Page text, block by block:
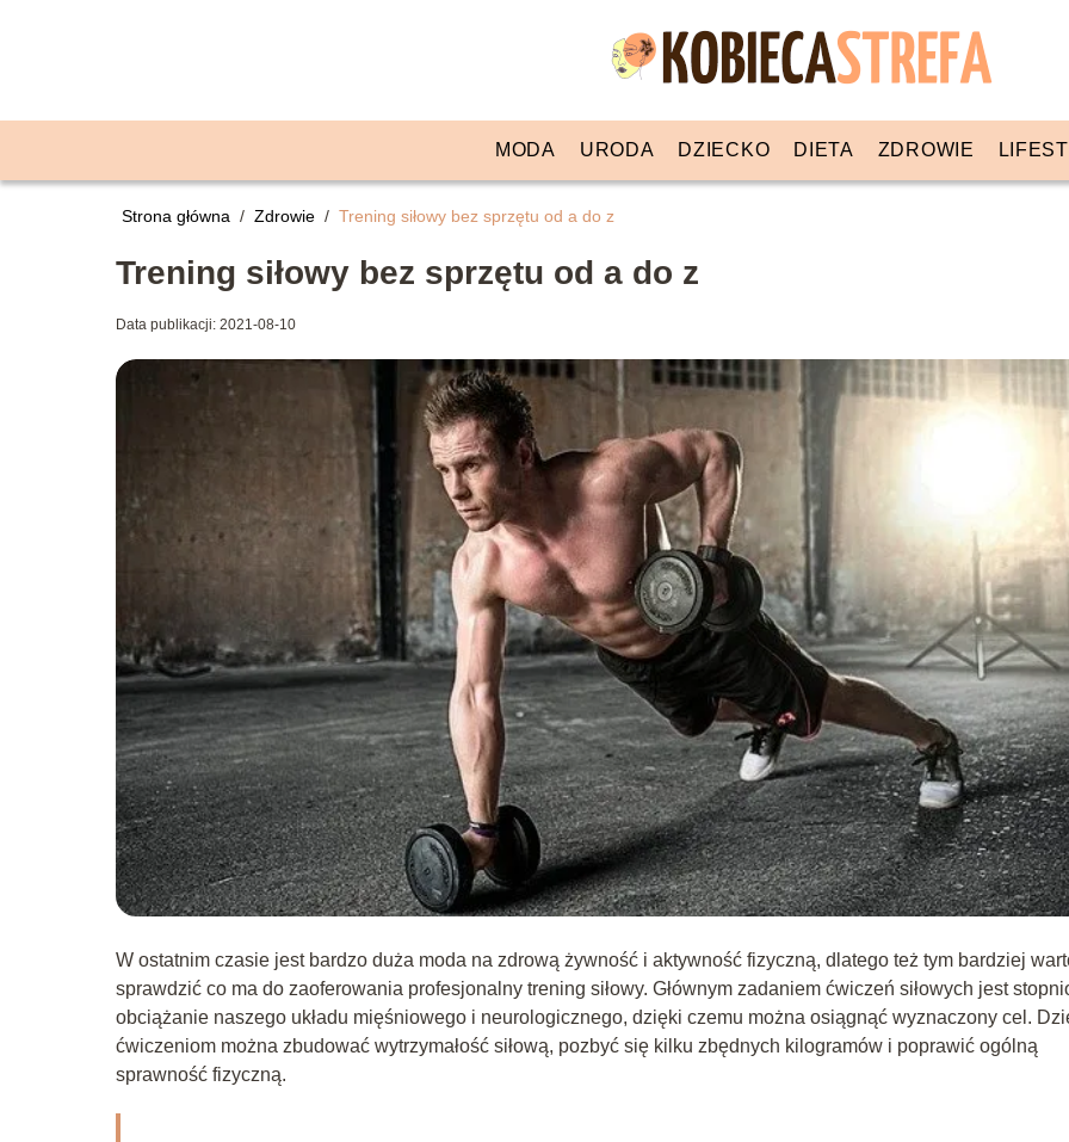
MODA URODA DZIECKO DIETA ZDROWIE
Strona główna / Zdrowie / Trening siłowy bez sprzętu od a do z
Trening siłowy bez sprzętu od a do z
Data publikacji: 2021-08-10
W ostatnim czasie jest bardzo duża moda na zdrową żywność i aktywność fizyczną, dlatego też tym bardziej
sprawdzić co ma do zaoferowania profesjonalny trening siłowy. Głównym zadaniem ćwiczeń siłowych jest
obciążanie naszego układu mięśniowego i neurologicznego, dzięki czemu można osiągnąć wyznaczony cel.
ćwiczeniom można zbudować wytrzymałość siłową, pozbyć się kilku zbędnych kilogramów i poprawić ogólną
sprawność fizyczną.